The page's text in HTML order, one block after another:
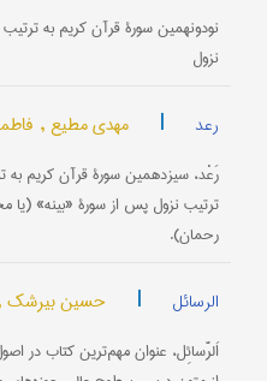
نودونهمین سورۀ قرآن کریم به
نزول
رعد | مهدی مطیع ,
رَعْد، سیزدهمین سورۀ قرآن کریم
ترتیب نزول پس از سورۀ «بینه»
رحمان).
الرسائل | حسین بیرشک
اَلرَّسائِل، عنوان مهم‌ترین کتاب در